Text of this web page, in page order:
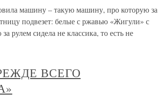
машину – такую машину, про которую за
подвезет: белые с ржавью «Жигули» с
рулем сидела не классика, то есть не
ВСЕГО